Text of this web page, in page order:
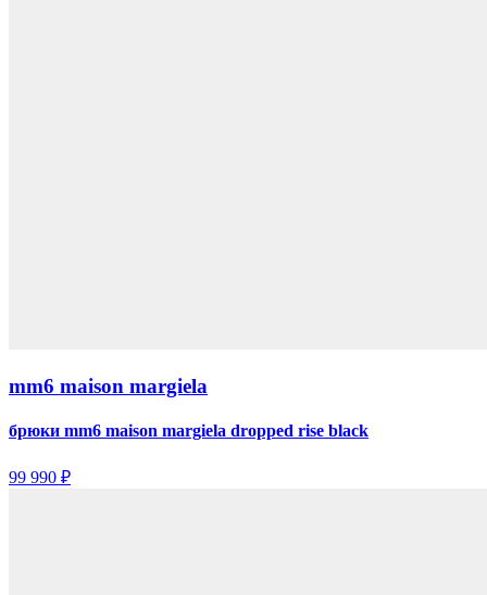
mm6 maison margiela
брюки mm6 maison margiela dropped rise black
99 990 ₽